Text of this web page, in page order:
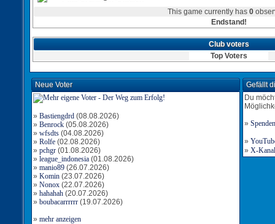
This game currently has 0
Endstand!
Club voters
Top Voters
Neue Voter
» Bastiengdrd (08.08.2026)
» Benrock (05.08.2026)
» wfsdts (04.08.2026)
» Rolfe (02.08.2026)
» pchgr (01.08.2026)
» league_indonesia (01.08.2026)
» manio89 (26.07.2026)
» Komin (23.07.2026)
» Nonox (22.07.2026)
» hahahah (20.07.2026)
» boubacarrrrrr (19.07.2026)
» mehr anzeigen
Gefällt
Du
» Spenden
»
» X-